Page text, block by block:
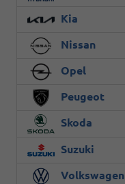
Kia
Nissan
Opel
Peugeot
Skoda
Suzuki
Volkswagen